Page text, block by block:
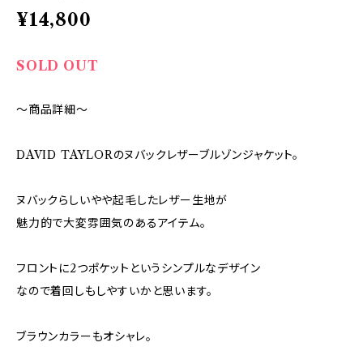
¥14,800
SOLD OUT
～商品詳細～
DAVID TAYLORのヌバックレザーブルゾンジャケット。
ヌバックらしいやや起毛したレザー生地が
魅力的で大変雰囲気のあるアイテム。
フロントに2つポケットというシンプルなデザイン
なので着回しもしやすいかと思います。
ブラウンカラーもオシャレ。